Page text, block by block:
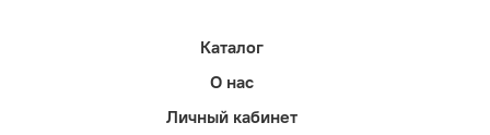
Каталог
О нас
Личный кабинет